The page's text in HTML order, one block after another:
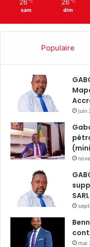
26 ℃
sam
26 ℃
dim
Populaire
juin
SARL
mai